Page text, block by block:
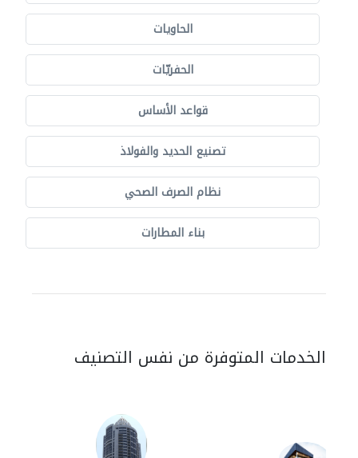
الحاويات
الحفريّات
قواعد الأساس
تصنيع الحديد والفولاذ
نظام الصرف الصحي
بناء المطارات
الخدمات المتوفرة من نفس التصنيف